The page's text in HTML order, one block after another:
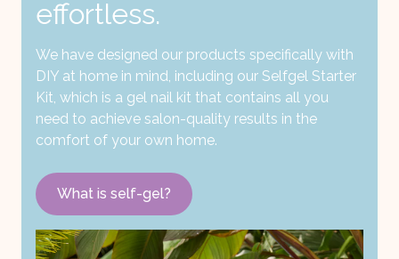
effortless.
We have designed our products specifically with
DIY at home in mind, including our Selfgel Starter
Kit, which is a gel nail kit that contains all you
need to achieve salon-quality results in the
comfort of your own home.
What is self-gel?